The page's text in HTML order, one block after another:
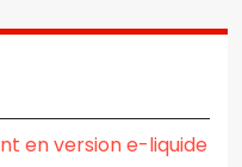
en version e-liquide